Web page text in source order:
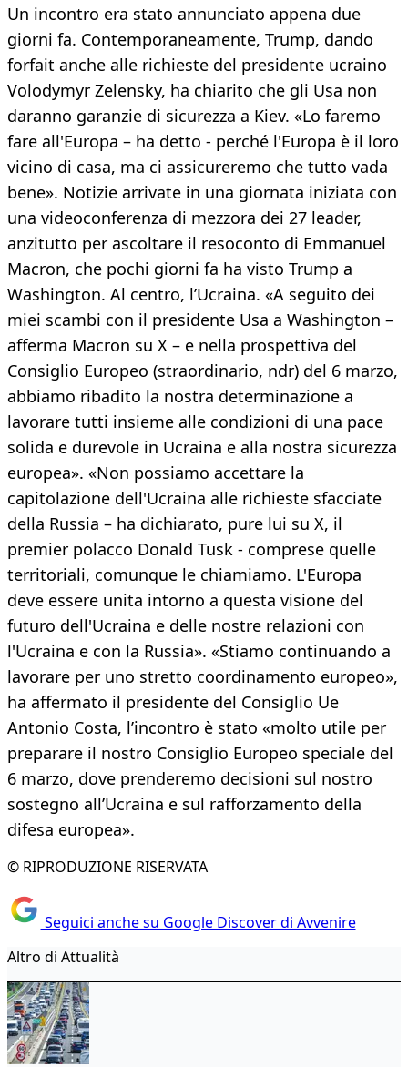
Un incontro era stato annunciato appena due
giorni fa. Contemporaneamente, Trump, dando
forfait anche alle richieste del presidente ucraino
Volodymyr Zelensky, ha chiarito che gli Usa non
daranno garanzie di sicurezza a Kiev. «Lo faremo
fare all'Europa – ha detto - perché l'Europa è il loro
vicino di casa, ma ci assicureremo che tutto vada
bene». Notizie arrivate in una giornata iniziata con
una videoconferenza di mezzora dei 27 leader,
anzitutto per ascoltare il resoconto di Emmanuel
Macron, che pochi giorni fa ha visto Trump a
Washington. Al centro, l’Ucraina. «A seguito dei
miei scambi con il presidente Usa a Washington –
afferma Macron su X – e nella prospettiva del
Consiglio Europeo (straordinario, ndr) del 6 marzo,
abbiamo ribadito la nostra determinazione a
lavorare tutti insieme alle condizioni di una pace
solida e durevole in Ucraina e alla nostra sicurezza
europea». «Non possiamo accettare la
capitolazione dell'Ucraina alle richieste sfacciate
della Russia – ha dichiarato, pure lui su X, il
premier polacco Donald Tusk - comprese quelle
territoriali, comunque le chiamiamo. L'Europa
deve essere unita intorno a questa visione del
futuro dell'Ucraina e delle nostre relazioni con
l'Ucraina e con la Russia». «Stiamo continuando a
lavorare per uno stretto coordinamento europeo»,
ha affermato il presidente del Consiglio Ue
Antonio Costa, l’incontro è stato «molto utile per
preparare il nostro Consiglio Europeo speciale del
6 marzo, dove prenderemo decisioni sul nostro
sostegno all’Ucraina e sul rafforzamento della
difesa europea».
© RIPRODUZIONE RISERVATA
Seguici anche su Google Discover di Avvenire
Altro di Attualità